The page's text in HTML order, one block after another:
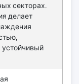
секторах.
делает
устойчивый